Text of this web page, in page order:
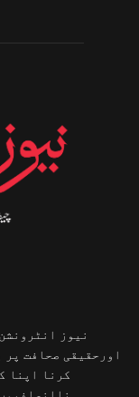
نیوز
اورحقیقی صحافت پر
کرنا اپنا